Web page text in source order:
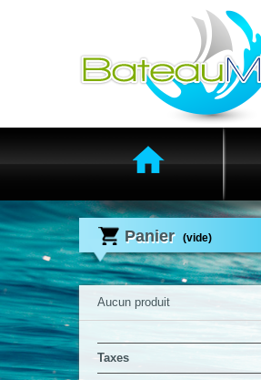
Panier (vide)
Aucun produit
Taxes